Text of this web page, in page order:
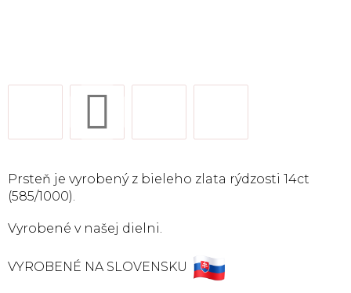
Prsteň je vyrobený z bieleho zlata rýdzosti 14ct
(585/1000).
Vyrobené v našej dielni.
VYROBENÉ NA SLOVENSKU